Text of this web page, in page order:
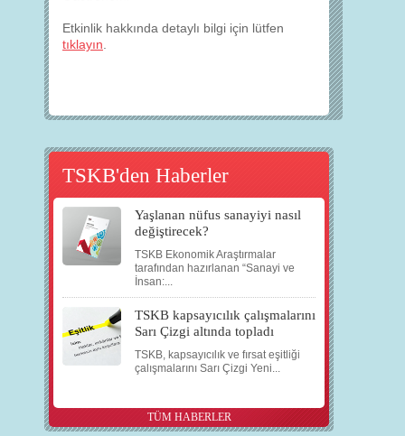
Etkinlik hakkında detaylı bilgi için lütfen
tıklayın
TSKB'den Haberler
Yaşlanan nüfus sanayiyi nasıl
değiştirecek?
TSKB Ekonomik Araştırmalar
tarafından hazırlanan “Sanayi ve
İnsan:...
TSKB kapsayıcılık çalışmalarını
Sarı Çizgi altında topladı
TSKB, kapsayıcılık ve fırsat eşitliği
çalışmalarını Sarı Çizgi Yeni...
TÜM HABERLER